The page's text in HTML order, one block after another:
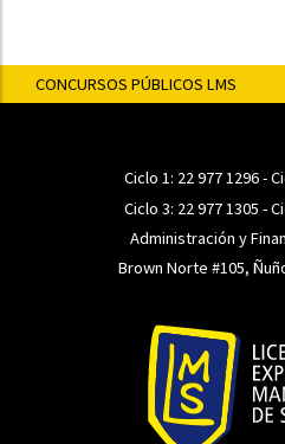
CONCURSOS PÚBLICOS LMS
Ciclo 1: 22 977 1296-
Ciclo 3: 22 977 1305 -
Administración y
Brown Norte #105,